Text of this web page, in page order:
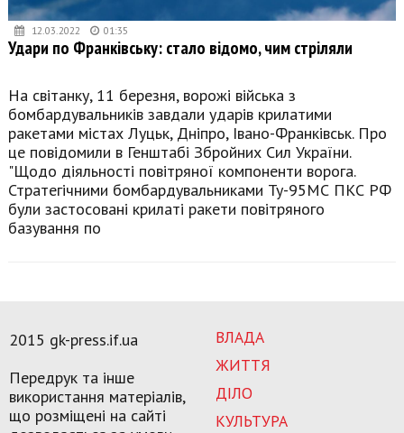
12.03.2022 01:35
Удари по Франківську: стало відомо, чим стріляли
На світанку, 11 березня, ворожі війська з
бомбардувальників завдали ударів крилатими
ракетами містах Луцьк, Дніпро, Івано-Франківськ. Про
це повідомили в Генштабі Збройних Сил України.
"Щодо діяльності повітряної компоненти ворога.
Стратегічними бомбардувальниками Ту-95МС ПКС РФ
були застосовані крилаті ракети повітряного
базування по
ВЛАДА
ЖИТТЯ
ДІЛО
КУЛЬТУРА
2015 gk-press.if.ua
Передрук та інше
використання матеріалів,
що розміщені на сайті